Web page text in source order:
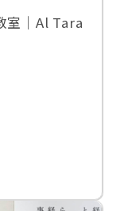
室｜Al Tara